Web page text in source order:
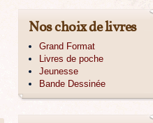
Nos choix de livres
Grand Format
Livres de poche
Jeunesse
Bande Dessinée